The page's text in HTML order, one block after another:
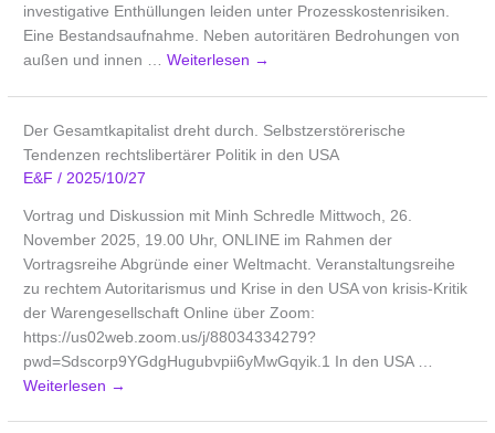
investigative Enthüllungen leiden unter Prozesskostenrisiken.
Eine Bestandsaufnahme. Neben autoritären Bedrohungen von
außen und innen …Weiterlesen →
Der Gesamtkapitalist dreht durch. Selbstzerstörerische
Tendenzen rechtslibertärer Politik in den USA
E&F/2025/10/27
Vortrag und Diskussion mit Minh Schredle Mittwoch, 26.
November 2025, 19.00 Uhr, ONLINE im Rahmen der
Vortragsreihe Abgründe einer Weltmacht. Veranstaltungsreihe
zu rechtem Autoritarismus und Krise in den USA von krisis-Kritik
der Warengesellschaft Online über Zoom:
https://us02web.zoom.us/j/88034334279?
pwd=Sdscorp9YGdgHugubvpii6yMwGqyik.1 In den USA …
Weiterlesen →